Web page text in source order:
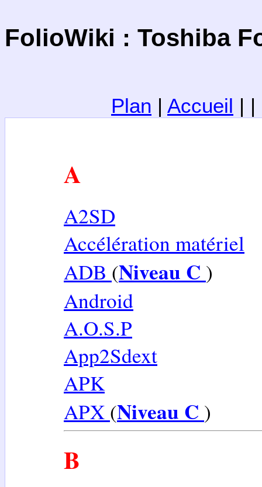
FolioWiki : Toshiba
Plan | Accueil | |
A
A2SD
Accélération matériel
ADB (Niveau C )
Android
A.O.S.P
App2Sdext
APK
APX (Niveau C )
B